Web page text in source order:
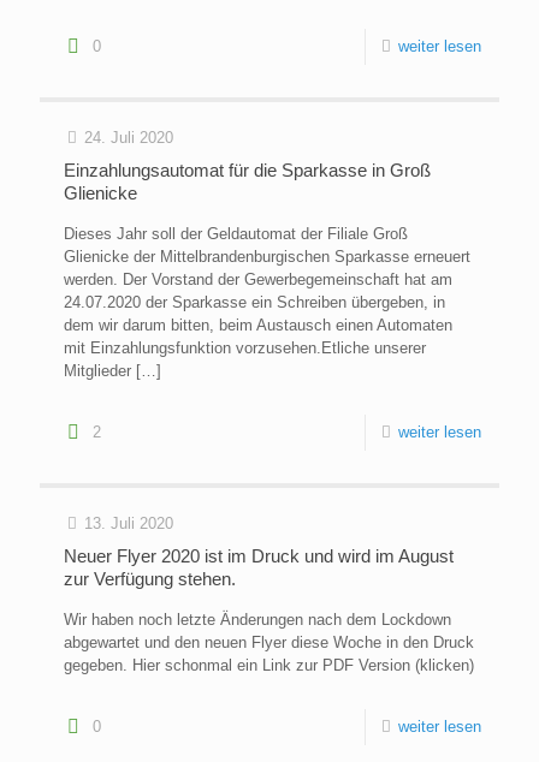
0 weiter lesen
24. Juli 2020
Einzahlungsautomat für die Sparkasse in Groß
Glienicke
Dieses Jahr soll der Geldautomat der Filiale Groß
Glienicke der Mittelbrandenburgischen Sparkasse erneuert
werden. Der Vorstand der Gewerbegemeinschaft hat am
24.07.2020 der Sparkasse ein Schreiben übergeben, in
dem wir darum bitten, beim Austausch einen Automaten
mit Einzahlungsfunktion vorzusehen.Etliche unserer
Mitglieder […]
2 weiter lesen
13. Juli 2020
Neuer Flyer 2020 ist im Druck und wird im August
zur Verfügung stehen.
Wir haben noch letzte Änderungen nach dem Lockdown
abgewartet und den neuen Flyer diese Woche in den Druck
gegeben. Hier schonmal ein Link zur PDF Version (klicken)
0 weiter lesen